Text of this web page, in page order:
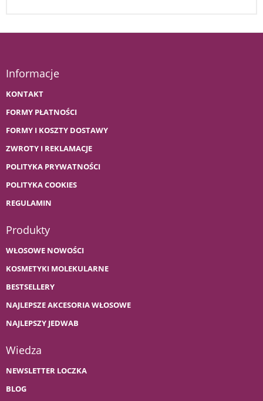
Informacje
KONTAKT
FORMY PŁATNOŚCI
FORMY I KOSZTY DOSTAWY
ZWROTY I REKLAMACJE
POLITYKA PRYWATNOŚCI
POLITYKA COOKIES
REGULAMIN
Produkty
WŁOSOWE NOWOŚCI
KOSMETYKI MOLEKULARNE
BESTSELLERY
NAJLEPSZE AKCESORIA WŁOSOWE
NAJLEPSZY JEDWAB
Wiedza
NEWSLETTER LOCZKA
BLOG